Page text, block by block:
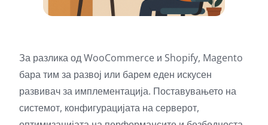
За разлика од WooCommerce и Shopify, Magento
бара тим за развој или барем еден искусен
развивач за имплементација. Поставувањето на
системот, конфигурацијата на серверот,